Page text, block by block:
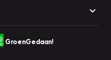
GroenGedaan!